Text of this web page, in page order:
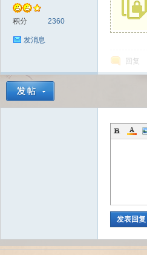
uz!
积分 2360
发消息
回复
发表回复